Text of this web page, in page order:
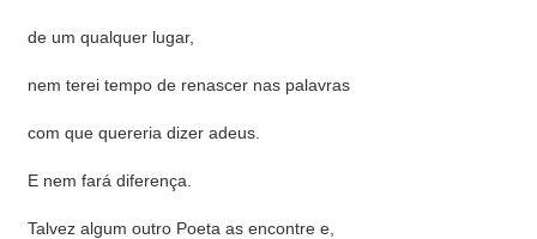
de um qualquer lugar,
nem terei tempo de renascer nas palavras
com que quereria dizer adeus.
E nem fará diferença.
Talvez algum outro Poeta as encontre e,